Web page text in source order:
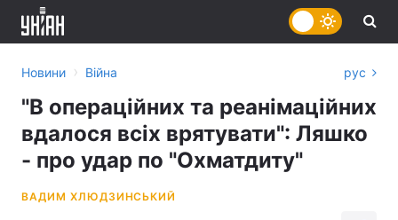
Новини › Війна рус
"В операційних та реанімаційних
вдалося всіх врятувати": Ляшко
- про удар по "Охматдиту"
ВАДИМ ХЛЮДЗИНСЬКИЙ